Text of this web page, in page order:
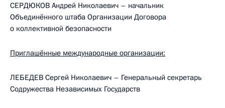
СЕРДЮКОВ Андрей Николаевич – начальник
Объединённого штаба Организации Договора
о коллективной безопасности
Приглашённые международные организации:
ЛЕБЕДЕВ Сергей Николаевич – Генеральный секретарь
Содружества Независимых Государств